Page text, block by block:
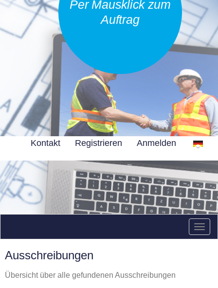
Per Mausklick zum
Auftrag
Kontakt Registrieren Anmelden
Ausschreibungen
Übersicht über alle gefundenen Ausschreibungen